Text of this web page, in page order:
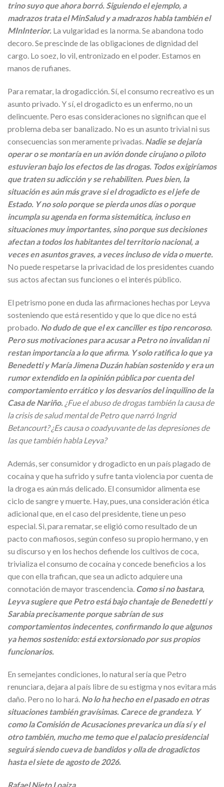
trino suyo que ahora borró. Siguiendo el ejemplo, a
madrazos trata el MinSalud y a madrazos habla también el
MInInterior. La vulgaridad es la norma. Se abandona todo
decoro. Se prescinde de las obligaciones de dignidad del
cargo. Lo soez, lo vil, entronizado en el poder. Estamos en
manos de rufianes.
Para rematar, la drogadicción. Sí, el consumo recreativo es un
asunto privado. Y sí, el drogadicto es un enfermo, no un
delincuente. Pero esas consideraciones no significan que el
problema deba ser banalizado. No es un asunto trivial ni sus
consecuencias son meramente privadas. Nadie se dejaría
operar o se montaría en un avión donde cirujano o piloto
estuvieran bajo los efectos de las drogas. Todos exigiríamos
que traten su adicción y se rehabiliten. Pues bien, la
situación es aún más grave si el drogadicto es el jefe de
Estado. Y no solo porque se pierda unos días o porque
incumpla su agenda en forma sistemática, incluso en
situaciones muy importantes, sino porque sus decisiones
afectan a todos los habitantes del territorio nacional, a
veces en asuntos graves, a veces incluso de vida o muerte.
No puede respetarse la privacidad de los presidentes cuando
sus actos afectan sus funciones o el interés público.
El petrismo pone en duda las afirmaciones hechas por Leyva
sosteniendo que está resentido y que lo que dice no está
probado. No dudo de que el ex canciller es tipo rencoroso.
Pero sus motivaciones para acusar a Petro no invalidan ni
restan importancia a lo que afirma. Y solo ratifica lo que ya
Benedetti y María Jimena Duzán habían sostenido y era un
rumor extendido en la opinión pública por cuenta del
comportamiento errático y los desvaríos del inquilino de la
Casa de Nariño. ¿Fue el abuso de drogas también la causa de
la crisis de salud mental de Petro que narró Ingrid
Betancourt? ¿Es causa o coadyuvante de las depresiones de
las que también habla Leyva?
Además, ser consumidor y drogadicto en un país plagado de
cocaína y que ha sufrido y sufre tanta violencia por cuenta de
la droga es aún más delicado. El consumidor alimenta ese
ciclo de sangre y muerte. Hay, pues, una consideración ética
adicional que, en el caso del presidente, tiene un peso
especial. Si, para rematar, se eligió como resultado de un
pacto con mafiosos, según confeso su propio hermano, y en
su discurso y en los hechos defiende los cultivos de coca,
trivializa el consumo de cocaína y concede beneficios a los
que con ella trafican, que sea un adicto adquiere una
connotación de mayor trascendencia. Como si no bastara,
Leyva sugiere que Petro está bajo chantaje de Benedetti y
Sarabia precisamente porque sabrían de sus
comportamientos indecentes, confirmando lo que algunos
ya hemos sostenido: está extorsionado por sus propios
funcionarios.
En semejantes condiciones, lo natural sería que Petro
renunciara, dejara al país libre de su estigma y nos evitara más
daño. Pero no lo hará. No lo ha hecho en el pasado en otras
situaciones también gravísimas. Carece de grandeza. Y
como la Comisión de Acusaciones prevarica un día sí y el
otro también, mucho me temo que el palacio presidencial
seguirá siendo cueva de bandidos y olla de drogadictos
hasta el siete de agosto de 2026.
Rafael Nieto Loaiza